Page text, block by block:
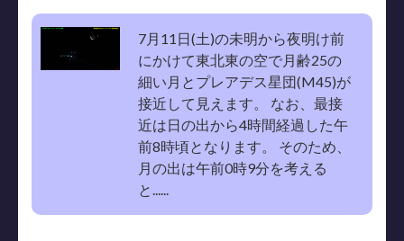
7月11日(土)の未明から夜明け前
にかけて東北東の空で月齢25の
細い月とプレアデス星団(M45)が
接近して見えます。 なお、最接
近は日の出から4時間経過した午
前8時頃となります。 そのため、
月の出は午前0時9分を考える
と......